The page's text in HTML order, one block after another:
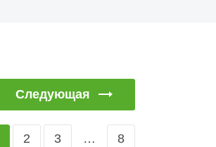
Следующая
2 3 … 8